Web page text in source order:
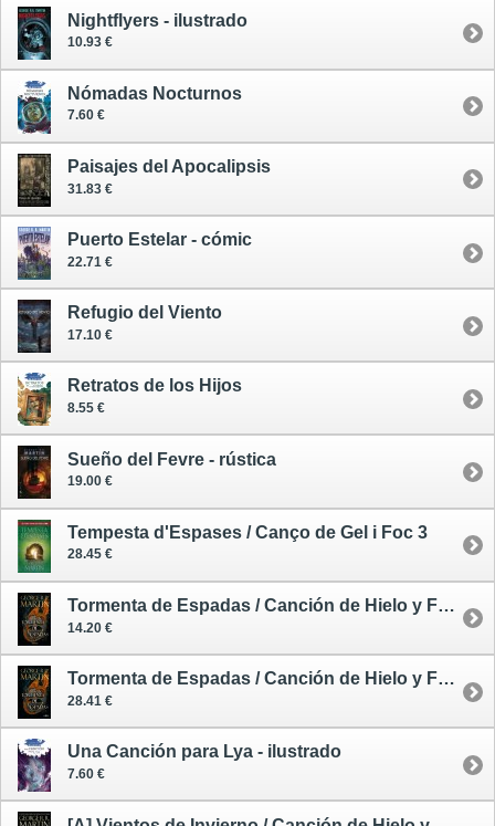
Nightflyers - ilustrado
10.93 €
Nómadas Nocturnos
7.60 €
Paisajes del Apocalipsis
31.83 €
Puerto Estelar - cómic
22.71 €
Refugio del Viento
17.10 €
Retratos de los Hijos
8.55 €
Sueño del Fevre - rústica
19.00 €
Tempesta d'Espases / Canço de Gel i Foc 3
28.45 €
Tormenta de Espadas / Canción de Hielo y Fuego 3 - tapa blanda - edición limitada
14.20 €
Tormenta de Espadas / Canción de Hielo y Fuego 3 - tapa dura
28.41 €
Una Canción para Lya - ilustrado
7.60 €